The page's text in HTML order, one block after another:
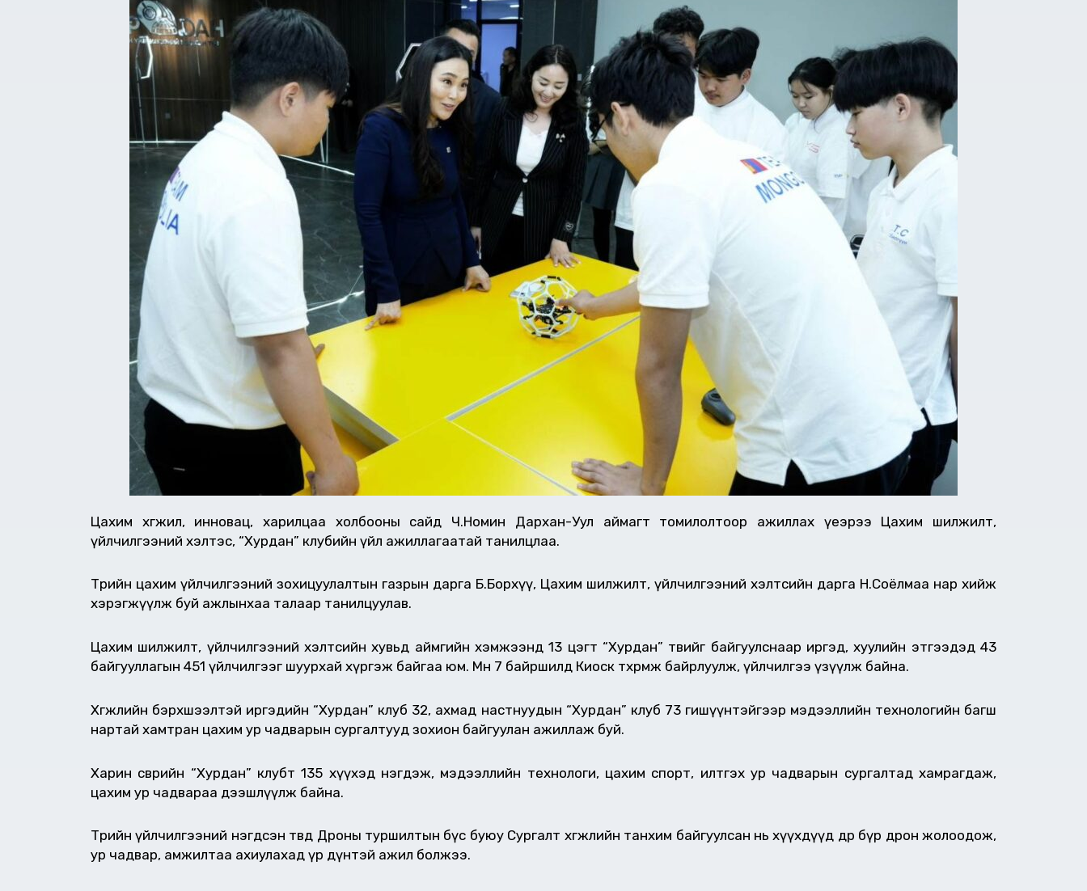
Цахим хөгжил, инновац, харилцаа холбооны сайд Ч.Номин Дархан-Уул аймагт томилолтоор ажиллах үеэрээ Цахим шилжилт,
үйлчилгээний хэлтэс, “Хурдан” клубийн үйл ажиллагаатай танилцлаа.
Төрийн цахим үйлчилгээний зохицуулалтын газрын дарга Б.Борхүү, Цахим шилжилт, үйлчилгээний хэлтсийн дарга Н.Соёлмаа нар хийж
хэрэгжүүлж буй ажлынхаа талаар танилцуулав.
Цахим шилжилт, үйлчилгээний хэлтсийн хувьд аймгийн хэмжээнд 13 цэгт “Хурдан” төвийг байгуулснаар иргэд, хуулийн этгээдэд 43
байгууллагын 451 үйлчилгээг шуурхай хүргэж байгаа юм. Мөн 7 байршилд Киоск төхөөрөмж байрлуулж, үйлчилгээ үзүүлж байна.
Хөгжлийн бэрхшээлтэй иргэдийн “Хурдан” клуб 32, ахмад настнуудын “Хурдан” клуб 73 гишүүнтэйгээр мэдээллийн технологийн багш
нартай хамтран цахим ур чадварын сургалтууд зохион байгуулан ажиллаж буй.
Харин өсвөрийн “Хурдан” клубт 135 хүүхэд нэгдэж, мэдээллийн технологи, цахим спорт, илтгэх ур чадварын сургалтад хамрагдаж,
цахим ур чадвараа дээшлүүлж байна.
Төрийн үйлчилгээний нэгдсэн төвдөө Дроны туршилтын бүс буюу Сургалт хөгжлийн танхим байгуулсан нь хүүхдүүд өдөр бүр дрон жолоодож,
ур чадвар, амжилтаа ахиулахад үр дүнтэй ажил болжээ.